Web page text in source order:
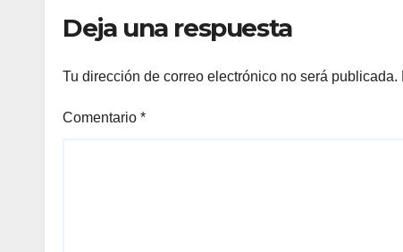
Deja una respuesta
Tu dirección de correo electrónico no será publicada.
Comentario *